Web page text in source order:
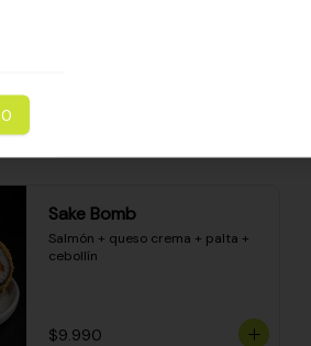
Sake Bomb
Salmón + queso crema + palta +
cebollín
$9.990